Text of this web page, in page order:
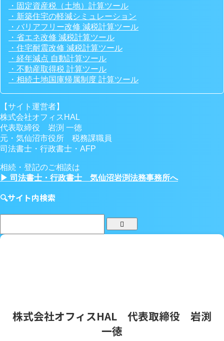
・固定資産税（土地）計算ツール
・新築住宅の軽減シミュレーション
・バリアフリー改修 減税計算ツール
・省エネ改修 減税計算ツール
・住宅耐震改修 減税計算ツール
・経年減点 自動計算ツール
・不動産取得税 計算ツール
・相続土地国庫帰属制度 計算ツール
【サイト運営者】
株式会社オフィスHAL
代表取締役 岩渕 一徳
元・気仙沼市役所 税務課職員
司法書士・行政書士・AFP
相続・登記のご相談は
▶ 司法書士・行政書士 気仙沼岩渕法務事務所へ
🔍サイト内検索
株式会社オフィスHAL 代表取締役 岩渕
一徳